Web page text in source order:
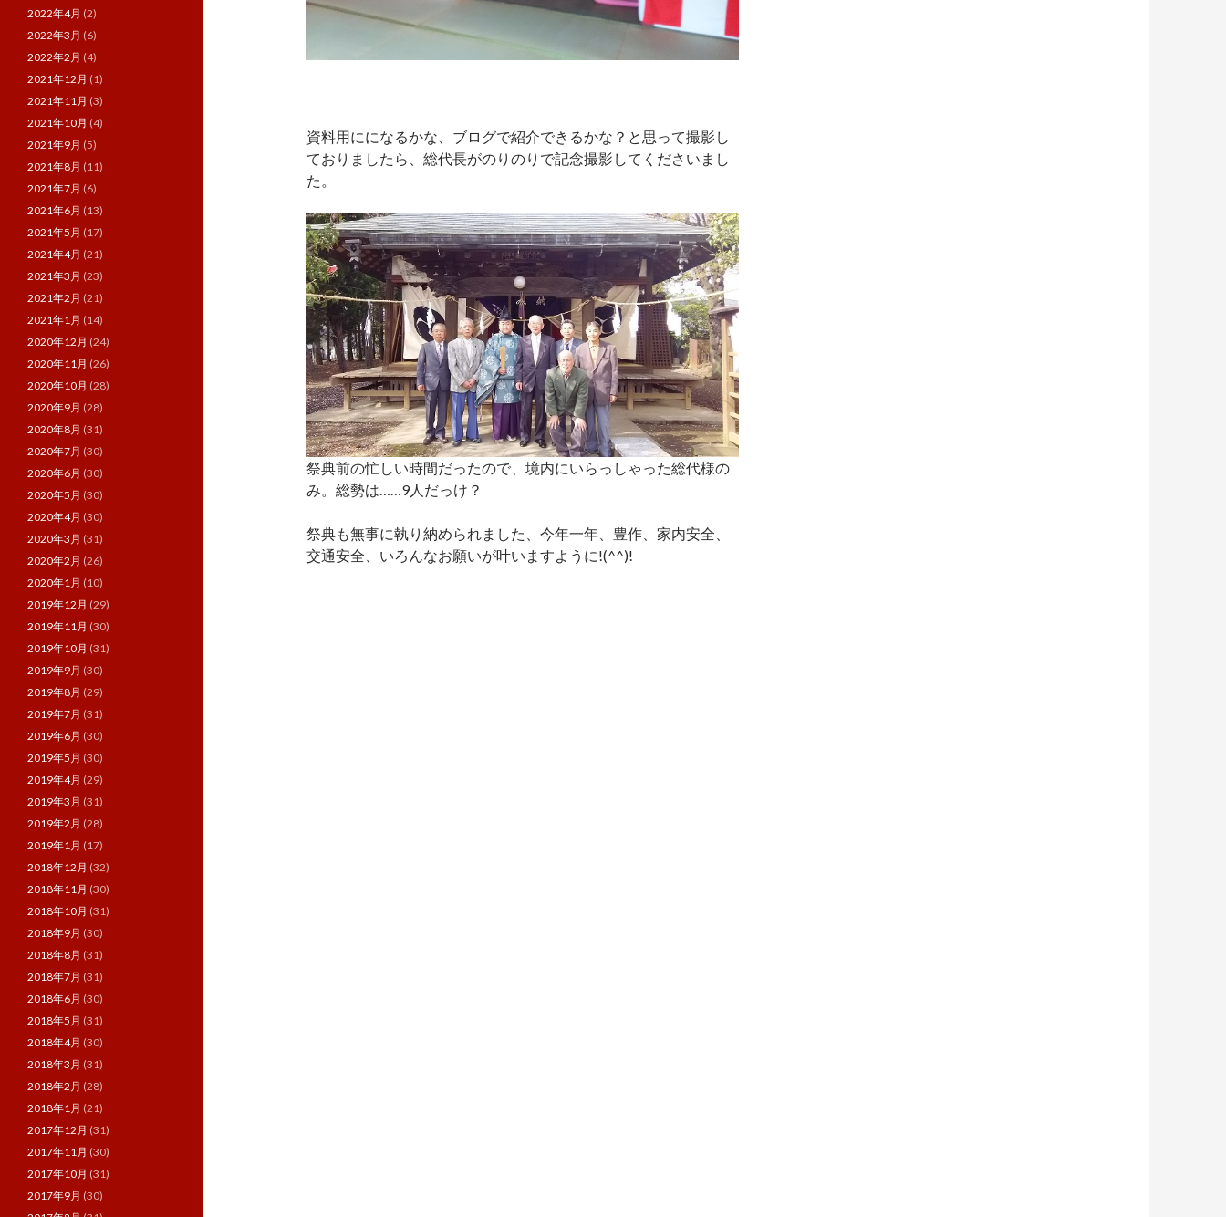
資料用にになるかな、ブログで紹介できるかな？と思って撮影し
ておりましたら、総代長がのりのりで記念撮影してくださいまし
た。
祭典前の忙しい時間だったので、境内にいらっしゃった総代様の
み。総勢は……9人だっけ？
祭典も無事に執り納められました、今年一年、豊作、家内安全、
交通安全、いろんなお願いが叶いますように!(^^)!
2022年4月 (2)
2022年3月 (6)
2022年2月 (4)
2021年12月 (1)
2021年11月 (3)
2021年10月 (4)
2021年9月 (5)
2021年8月 (11)
2021年7月 (6)
2021年6月 (13)
2021年5月 (17)
2021年4月 (21)
2021年3月 (23)
2021年2月 (21)
2021年1月 (14)
2020年12月 (24)
2020年11月 (26)
2020年10月 (28)
2020年9月 (28)
2020年8月 (31)
2020年7月 (30)
2020年6月 (30)
2020年5月 (30)
2020年4月 (30)
2020年3月 (31)
2020年2月 (26)
2020年1月 (10)
2019年12月 (29)
2019年11月 (30)
2019年10月 (31)
2019年9月 (30)
2019年8月 (29)
2019年7月 (31)
2019年6月 (30)
2019年5月 (30)
2019年4月 (29)
2019年3月 (31)
2019年2月 (28)
2019年1月 (17)
2018年12月 (32)
2018年11月 (30)
2018年10月 (31)
2018年9月 (30)
2018年8月 (31)
2018年7月 (31)
2018年6月 (30)
2018年5月 (31)
2018年4月 (30)
2018年3月 (31)
2018年2月 (28)
2018年1月 (21)
2017年12月 (31)
2017年11月 (30)
2017年10月 (31)
2017年9月 (30)